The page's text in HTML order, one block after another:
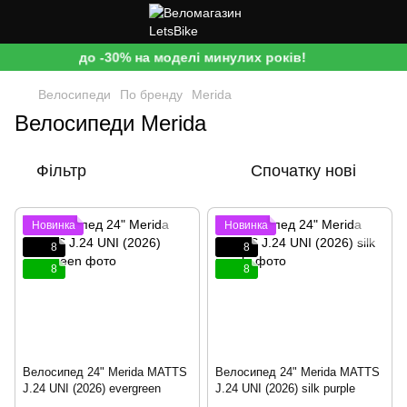
до -30% на моделі минулих років!
Велосипеди По бренду Merida
Велосипеди Merida
Фільтр Спочатку нові
Новинка
8
8
Велосипед 24" Merida MATTS
J.24 UNI (2026) evergreen
Новинка
8
8
Велосипед 24" Merida MATTS
J.24 UNI (2026) silk purple